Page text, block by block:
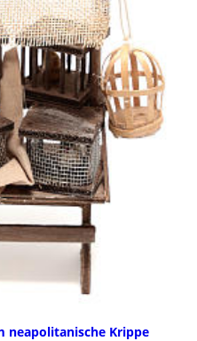
neapolitanische Krippe